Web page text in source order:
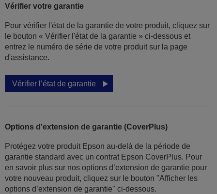
Vérifier votre garantie
Pour vérifier l'état de la garantie de votre produit, cliquez sur
le bouton « Vérifier l'état de la garantie » ci-dessous et
entrez le numéro de série de votre produit sur la page
d'assistance.
Vérifier l’état de garantie
Options d'extension de garantie (CoverPlus)
Protégez votre produit Epson au-delà de la période de
garantie standard avec un contrat Epson CoverPlus. Pour
en savoir plus sur nos options d’extension de garantie pour
votre nouveau produit, cliquez sur le bouton "Afficher les
options d’extension de garantie" ci-dessous.